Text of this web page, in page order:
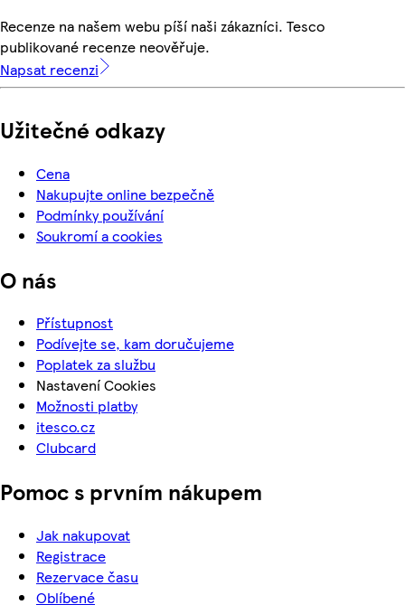
Recenze na našem webu píší naši zákazníci. Tesco
publikované recenze neověřuje.
Napsat recenzi
Užitečné odkazy
Cena
Nakupujte online bezpečně
Podmínky používání
Soukromí a cookies
O nás
Přístupnost
Podívejte se, kam doručujeme
Poplatek za službu
Nastavení Cookies
Možnosti platby
itesco.cz
Clubcard
Pomoc s prvním nákupem
Jak nakupovat
Registrace
Rezervace času
Oblíbené